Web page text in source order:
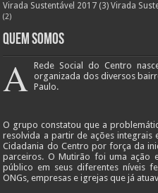
Virada Sustentável 2017 (3) Virada
(2)
Quem Somos
A Rede Social do Centro
organizada dos diversos
Paulo.
O grupo constatou que a
resolvida a partir de ações integrais
Cidadania do Centro por força da
parceiros. O Mutirão foi uma ação
público em seus diferentes níveis
ONGs, empresas e igrejas que já